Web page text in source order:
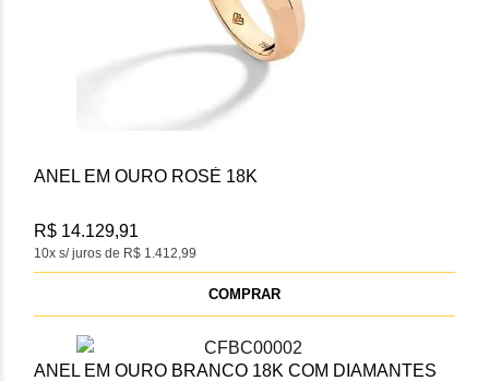
ANEL EM OURO ROSÈ 18K
10x s/ juros de R$ 1.412,99
R$ 14.129,91
COMPRAR
ANEL EM OURO BRANCO 18K COM DIAMANTES